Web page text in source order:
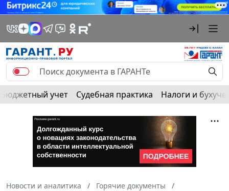
Бюджетный учет Судебная практика Налоги и
Новости и аналитика
Горячие документы